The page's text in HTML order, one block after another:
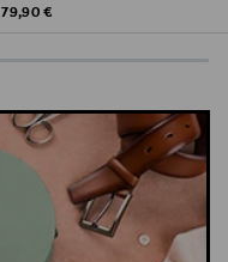
Original Price
79,90 €